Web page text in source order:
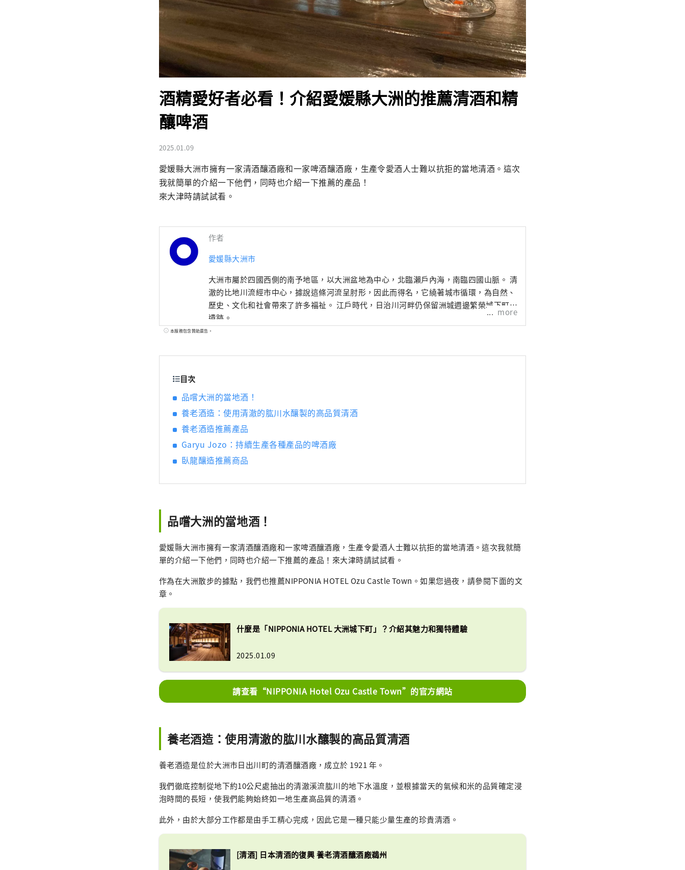
酒精愛好者必看！介紹愛媛縣大洲的推薦清酒和精
釀啤酒
2025.01.09
愛媛縣大洲市擁有一家清酒釀酒廠和一家啤酒釀酒廠，生產令愛酒人士難以抗拒的當地清酒。這次
我就簡單的介紹一下他們，同時也介紹一下推薦的產品！
來大津時請試試看。
作者
愛媛縣大洲市
大洲市屬於四國西側的南予地區，以大洲盆地為中心，北臨瀨戶內海，南臨四國山脈。 清
澈的比地川流經市中心，據說這條河流呈肘形，因此而得名，它繞著城市循環，為自然、
歷史、文化和社會帶來了許多福祉。 江戶時代，日治川河畔仍保留洲城週邊繁榮城下町的
遺跡。
more
本服務包含贊助廣告。
目次
品嚐大洲的當地酒！
養老酒造：使用清澈的肱川水釀製的高品質清酒
養老酒造推薦產品
Garyu Jozo：持續生產各種產品的啤酒廠
臥龍釀造推薦商品
品嚐大洲的當地酒！
愛媛縣大洲市擁有一家清酒釀酒廠和一家啤酒釀酒廠，生產令愛酒人士難以抗拒的當地清酒。這次我就簡
單的介紹一下他們，同時也介紹一下推薦的產品！來大津時請試試看。
作為在大洲散步的據點，我們也推薦NIPPONIA HOTEL Ozu Castle Town。如果您過夜，請參閱下面的文
章。
什麼是「NIPPONIA HOTEL 大洲城下町」？介紹其魅力和獨特體驗
2025.01.09
請查看“NIPPONIA Hotel Ozu Castle Town”的官方網站
養老酒造：使用清澈的肱川水釀製的高品質清酒
養老酒造是位於大洲市日出川町的清酒釀酒廠，成立於 1921 年。
我們徹底控制從地下約10公尺處抽出的清澈溪流肱川的地下水溫度，並根據當天的氣候和米的品質確定浸
泡時間的長短，使我們能夠始終如一地生產高品質的清酒。
此外，由於大部分工作都是由手工精心完成，因此它是一種只能少量生產的珍貴清酒。
[清酒] 日本清酒的復興 養老清酒釀酒廠鵜州